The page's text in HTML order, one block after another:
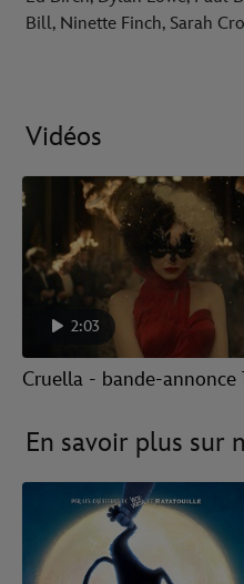
Bill, Ninette Finch, Sarah
Vidéos
2:03
Cruella - bande-annonce
En savoir plus sur